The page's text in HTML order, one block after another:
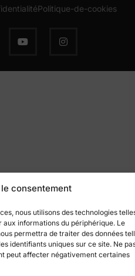
consentement
nous utilisons des technologies
informations du périphérique. Le
permettra de traiter des données
identifiants uniques sur ce site. Ne
peut affecter négativement certaines
Politique-de-cookies